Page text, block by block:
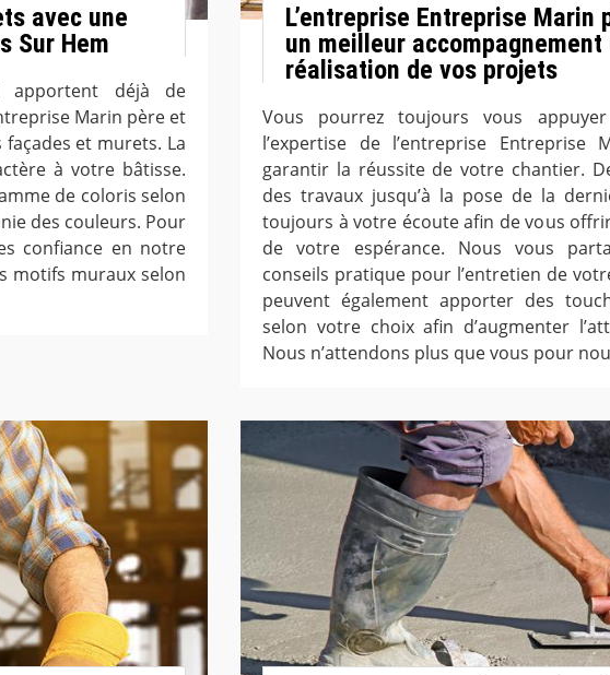
avec une
Sur Hem
apportent déjà de
Marin père et
et murets. La
à votre bâtisse.
de coloris selon
des couleurs. Pour
confiance en notre
motifs muraux selon
L’entreprise Entreprise
un meilleur accompagnement
réalisation de vos projets
Vous pourrez toujours vous
l’expertise de l’entreprise
garantir la réussite de votre chantier.
des travaux jusqu’à la pose de la
toujours à votre écoute afin de vous
de votre espérance. Nous vous
conseils pratique pour l’entretien de
peuvent également apporter des
selon votre choix afin d’augmenter
Nous n’attendons plus que vous pour